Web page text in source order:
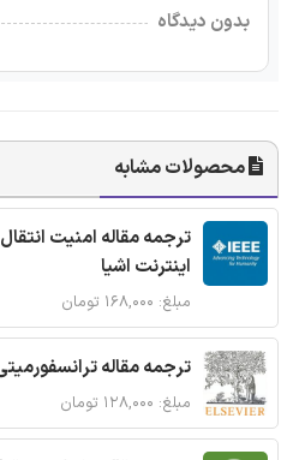
بدون دیدگاه
محصولات مشابه
اینترنت اشیا
مبلغ: ۱۶۸,۰۰۰ تومان
ترجمه مقاله
مبلغ: ۱۲۸,۰۰۰ تومان